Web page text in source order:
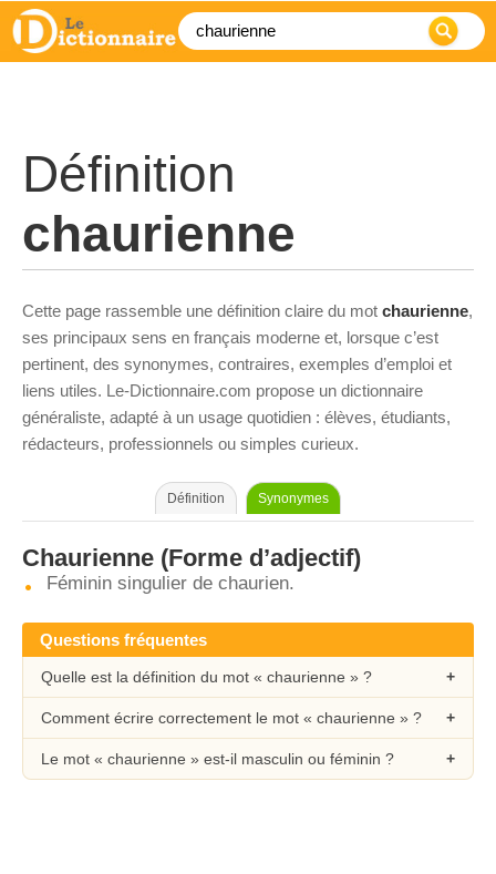
Définition
chaurienne
Cette page rassemble une définition claire du mot chaurienne,
ses principaux sens en français moderne et, lorsque c’est
pertinent, des synonymes, contraires, exemples d’emploi et
liens utiles. Le-Dictionnaire.com propose un dictionnaire
généraliste, adapté à un usage quotidien : élèves, étudiants,
rédacteurs, professionnels ou simples curieux.
Définition Synonymes
Chaurienne (Forme d’adjectif)
Féminin singulier de chaurien.
Questions fréquentes
Quelle est la définition du mot « chaurienne » ?
Comment écrire correctement le mot « chaurienne » ?
Le mot « chaurienne » est-il masculin ou féminin ?